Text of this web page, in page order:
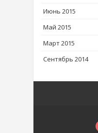
Июнь 2015
Май 2015
Март 2015
Сентябрь 2014